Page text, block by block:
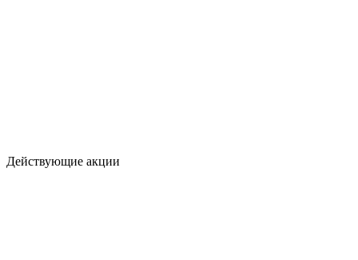
Действующие акции